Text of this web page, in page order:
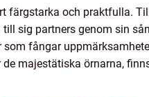
färgstarka och praktfulla.
sig partners genom sin
fångar
majestätiska örnarna,